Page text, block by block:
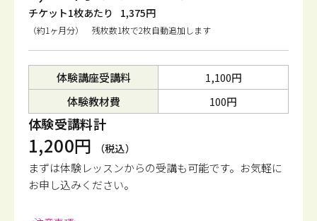
チケット1枚あたり
1,375円
（約1ヶ月分） 残枚数1枚で2枚自動追加します
体験講座受講料
1,100円
体験教材費
100円
体験受講料計
1,200円 （税込）
まずは体験レッスンからの受講も可能です。 お気軽に
お申し込みください。